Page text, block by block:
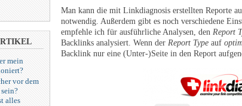
mein
vor dem
alles
Man kann die mit Linkdiagnosis erstellten Reporte
notwendig. Außerdem gibt es noch verschiedene
empfehle ich für ausführliche Analysen, den Report
Backlinks analysiert. Wenn der Report Type auf
Backlink nur eine (Unter-)Seite in den Report